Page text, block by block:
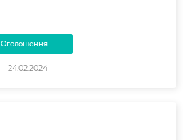
Оголошення
24.02.2024